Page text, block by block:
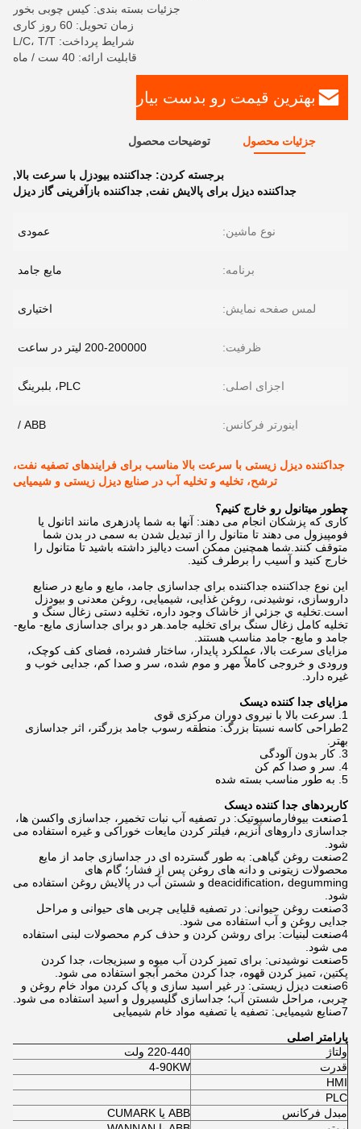
جزئیات بسته بندی: کیس چوبی بخور
زمان تحویل: 60 روز کاری
شرایط پرداخت: L/C، T/T
قابلیت ارائه: 40 ست / ماه
بهترین قیمت رو بدست بیار
جزئیات محصول توضیحات محصول
برجسته کردن: جداکننده بیودزل با سرعت بالا,
جداکننده دیزل برای پالایش نفت, جداکننده بازآفرینی گاز دیزل
نوع ماشین: عمودی
برنامه: مایع جامد
لمس صفحه نمایش: اختیاری
ظرفیت: 200-200000 لیتر در ساعت
اجزای اصلی: PLC، بلبرینگ
اینورتر فرکانس: ABB /
جداکننده دیزل زیستی با سرعت بالا مناسب برای فرایندهای تصفیه نفت،
ترشح، تخلیه و تخلیه آب در صنایع دیزل زیستی و شیمیایی
چطور ميتانول رو خارج کنيم؟
کاری که پزشکان انجام می دهند: آنها به شما پادزهری مانند اتانول یا
فومپیزول می دهند تا متانول را از تبدیل شدن به سمی در بدن شما
متوقف کنند.شما همچنین ممکن است دیالیز داشته باشید تا متانول را
خارج کنید و آسیب را برطرف کنید.
این نوع جداکننده جداکننده برای جداسازی جامد، مایع و مایع در صنایع
داروسازی، نوشیدنی، روغن غذایی، شیمیایی، روغن معدنی و بیودزل
است.تخليه ي جزئي از خاشاک وجود داره، تخلیه دستی زغال سنگ و
تخلیه کامل زغال سنگ برای تخلیه جامد.هر دو برای جداسازی مایع- مایع-
جامد و مایع- جامد مناسب هستند.
مزایای سرعت بالا، عملکرد پایدار، ساختار فشرده، فضای کف کوچک،
ورودی و خروجی کاملاً مهر و موم شده، سر و صدا کم، جدایی خوب و
غیره دارد.
مزایای جدا کننده دیسک
1. سرعت بالا با نیروی دوران مرکزی قوی
2طراحی کاسه نسبتا بزرگ: منطقه رسوب جامد بزرگتر، اثر جداسازی
بهتر.
3. کار بدون آلودگی
4. سر و صدا کم کن
5. به طور مناسب بسته شده
کاربردهای جدا کننده دیسک
1صنعت بیوفارماسیوتیک: در تصفیه آب نبات تخمیر، جداسازی واکسن ها،
جداسازی داروهای آنزیم، فیلتر کردن مایعات خوراکی و غیره استفاده می
شود.
2صنعت روغن گیاهی: به طور گسترده ای در جداسازی جامد از مایع
محصولات زیتونی و دانه های روغن پس از فشار؛ گام های
deacidification، degumming و شستن آب در پالایش روغن استفاده می
شود.
3صنعت روغن حیوانی: در تصفیه قلیایی چربی های حیوانی و مراحل
جدایی روغن و آب استفاده می شود.
4صنعت لبنیات: برای روشن کردن و حذف کرم محصولات لبنی استفاده
می شود.
5صنعت نوشیدنی: برای تمیز کردن آب میوه و سبزیجات، جدا کردن
پکتین، تمیز کردن قهوه، جدا کردن مخمر آبجو استفاده می شود.
6صنعت دیزل زیستی: در غیر اسید سازی و پاک کردن مواد خام روغن و
چربی، مراحل شستن آب؛ جداسازی گلیسیرول و اسید استفاده می شود.
7صنایع شیمیایی: تصفیه یا تصفیه مواد خام شیمیایی
پارامتر اصلی
ولتاژ
220-440 ولت
قدرت
4-90KW
HMI
PLC
مبدل فرکانس
ABB یا CUMARK